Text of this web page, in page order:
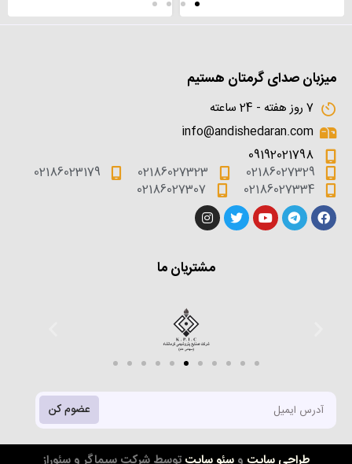
میزبان صدای گرمتان هستیم
7 روز هفته - 24 ساعته
info@andishedaran.com
09192021798
02186027329
02186027323
02186023179
02186027334
02186027307
مشتریان ما
عضوم کن